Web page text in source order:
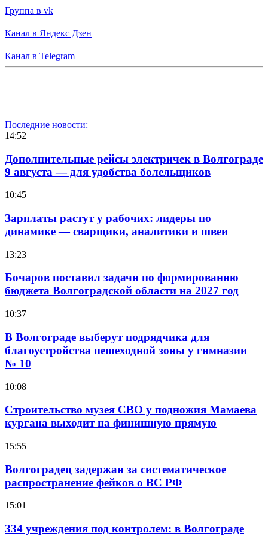
Группа в vk
Канал в Яндекс Дзен
Канал в Telegram
Последние новости:
14:52
Дополнительные рейсы электричек в Волгограде
9 августа — для удобства болельщиков
10:45
Зарплаты растут у рабочих: лидеры по
динамике — сварщики, аналитики и швеи
13:23
Бочаров поставил задачи по формированию
бюджета Волгоградской области на 2027 год
10:37
В Волгограде выберут подрядчика для
благоустройства пешеходной зоны у гимназии
№ 10
10:08
Строительство музея СВО у подножия Мамаева
кургана выходит на финишную прямую
15:55
Волгоградец задержан за систематическое
распространение фейков о ВС РФ
15:01
334 учреждения под контролем: в Волгограде